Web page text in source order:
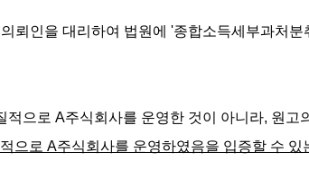
뢰인을 대리하여 법원에 '종합소득세부과처
으로 A주식회사를 운영한 것이 아니라, 원
으로 A주식회사를 운영하였음을 입증할 수 있